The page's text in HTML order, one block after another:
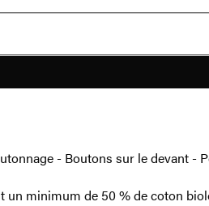
- Boutons sur le devant -
un minimum de 50 % de coton